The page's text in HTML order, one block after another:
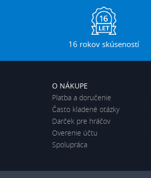
16 rokov skúseností
O NÁKUPE
Platba a doručenie
Často kladené otázky
Darček pre hráčov
Overenie účtu
Spolupráca